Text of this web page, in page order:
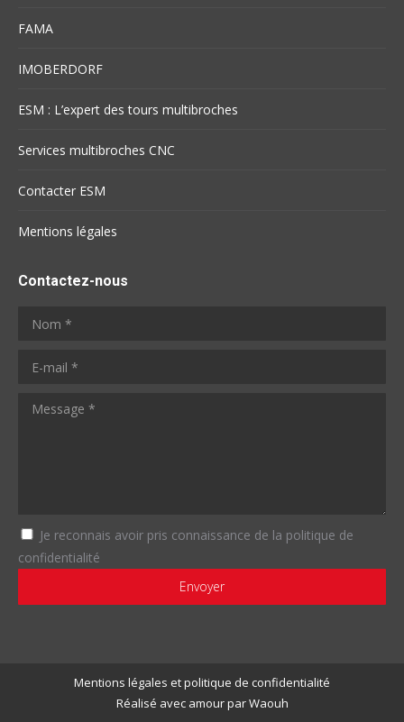
FAMA
IMOBERDORF
ESM : L’expert des tours multibroches
Services multibroches CNC
Contacter ESM
Mentions légales
Contactez-nous
Je reconnais avoir pris connaissance de la politique de
confidentialité
Mentions légales et politique de confidentialité
Réalisé avec amour parWaouh